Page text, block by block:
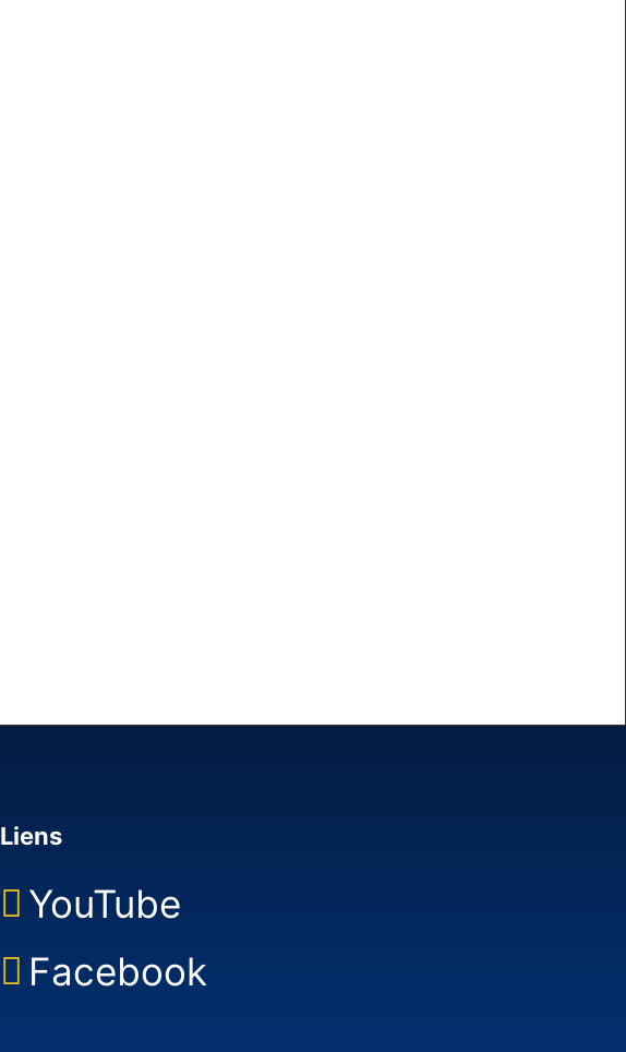
Liens
YouTube
Facebook